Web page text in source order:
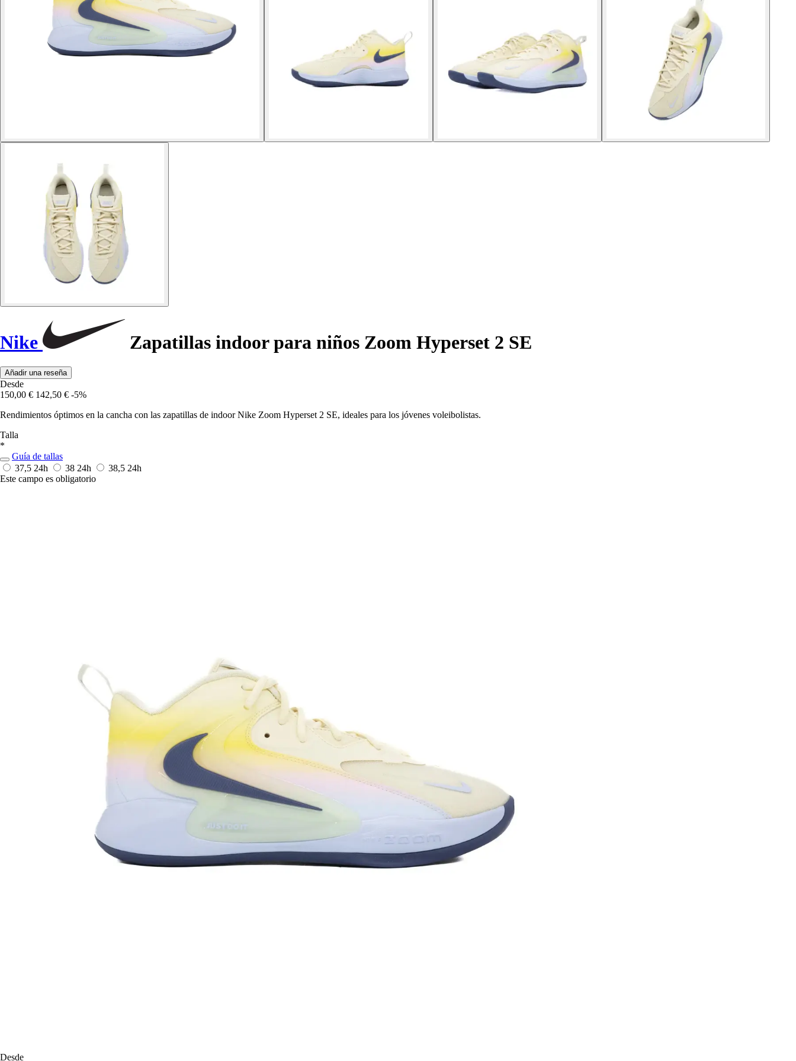
Nike Zapatillas indoor para niños Zoom Hyperset 2 SE
Añadir una reseña
Desde
150,00 € 142,50 € -5%
Rendimientos óptimos en la cancha con las zapatillas de indoor Nike Zoom Hyperset 2 SE, ideales para los jóvenes voleibolistas.
Talla
*
Guía de tallas
37,5 24h 38 24h 38,5 24h
Este campo es obligatorio
Desde